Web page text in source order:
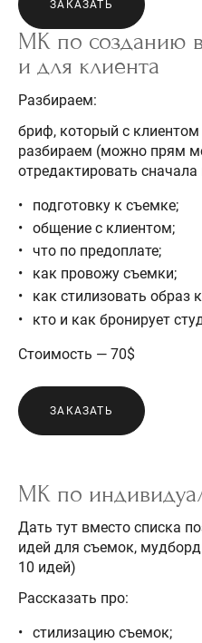
ЗАКАЗАТЬ
МК по созданию
и для клиента
Разбираем:
бриф, который с клиентом
разбираем (можно прям
отредактировать
подготовку к съемке;
общение с клиентом;
что по предоплате;
как провожу съемки;
как стилизовать образ
кто и как бронирует
Стоимость — 70$
ЗАКАЗАТЬ
МК по
Дать тут вместо списка
идей для съемок,
10 идей)
Рассказать про:
стилизацию съемок;